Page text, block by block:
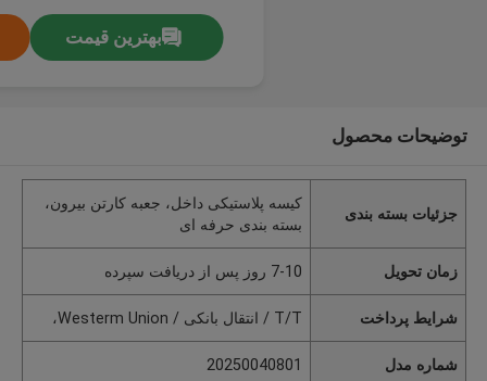
بهترین قیمت
توضیحات محصول
جزئیات بسته بندی
کیسه پلاستیکی داخل، جعبه کارتن بیرون،
بسته بندی حرفه ای
زمان تحویل 7-10 روز پس از دریافت سپرده
شرایط پرداخت T/T / انتقال بانکی / Westerm Union،
شماره مدل 20250040801